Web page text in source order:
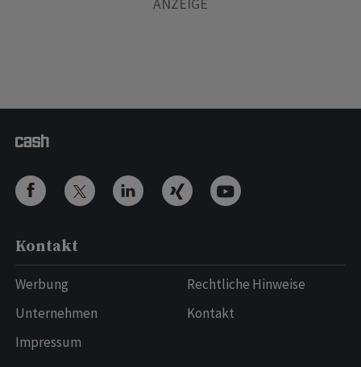
Kontakt
Werbung
Unternehmen
Impressum
Rechtliche Hinweise
Kontakt